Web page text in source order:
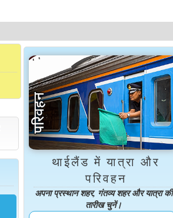
थाईलैंड में यात्रा और
परिवहन
अपना प्रस्थान शहर, गंतव्य शहर और यात्रा की
तारीख चुनें।